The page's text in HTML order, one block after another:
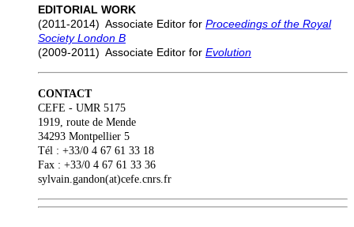
EDITORIAL WORK
(2011-2014) Associate Editor for Proceedings of the Royal
Society London B
(2009-2011) Associate Editor for Evolution
CONTACT
CEFE - UMR 5175
1919, route de Mende
34293 Montpellier 5
Tél : +33/0 4 67 61 33 18
Fax : +33/0 4 67 61 33 36
sylvain.gandon(at)cefe.cnrs.fr